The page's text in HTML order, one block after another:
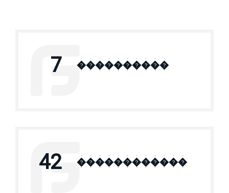
7 ����������
42 ������������